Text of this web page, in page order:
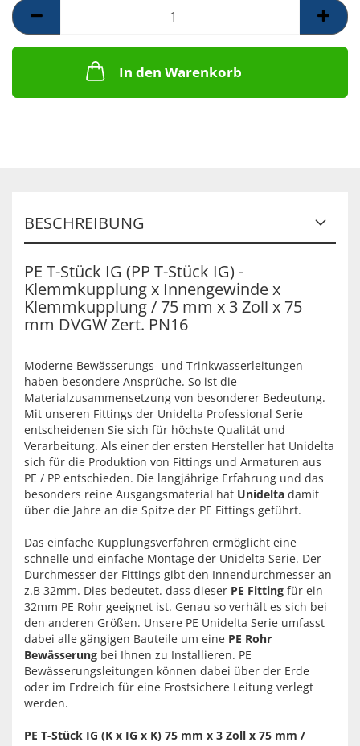
In den Warenkorb
BESCHREIBUNG
PE T-Stück IG (PP T-Stück IG) -
Klemmkupplung x Innengewinde x
Klemmkupplung / 75 mm x 3 Zoll x 75
mm DVGW Zert. PN16
Moderne Bewässerungs- und Trinkwasserleitungen
haben besondere Ansprüche. So ist die
Materialzusammensetzung von besonderer Bedeutung.
Mit unseren Fittings der Unidelta Professional Serie
entscheidenen Sie sich für höchste Qualität und
Verarbeitung. Als einer der ersten Hersteller hat Unidelta
sich für die Produktion von Fittings und Armaturen aus
PE / PP entschieden. Die langjährige Erfahrung und das
besonders reine Ausgangsmaterial hat Unidelta damit
über die Jahre an die Spitze der PE Fittings geführt.
Das einfache Kupplungsverfahren ermöglicht eine
schnelle und einfache Montage der Unidelta Serie. Der
Durchmesser der Fittings gibt den Innendurchmesser an
z.B 32mm. Dies bedeutet. dass dieser PE Fitting für ein
32mm PE Rohr geeignet ist. Genau so verhält es sich bei
den anderen Größen. Unsere PE Unidelta Serie umfasst
dabei alle gängigen Bauteile um eine PE Rohr
Bewässerung bei Ihnen zu Installieren. PE
Bewässerungsleitungen können dabei über der Erde
oder im Erdreich für eine Frostsichere Leitung verlegt
werden.
PE T-Stück IG (K x IG x K) 75 mm x 3 Zoll x 75 mm /